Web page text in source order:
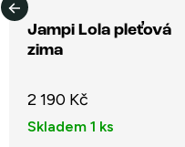
Jampi Lola pleťová
zima
2 190 Kč
Skladem 1 ks